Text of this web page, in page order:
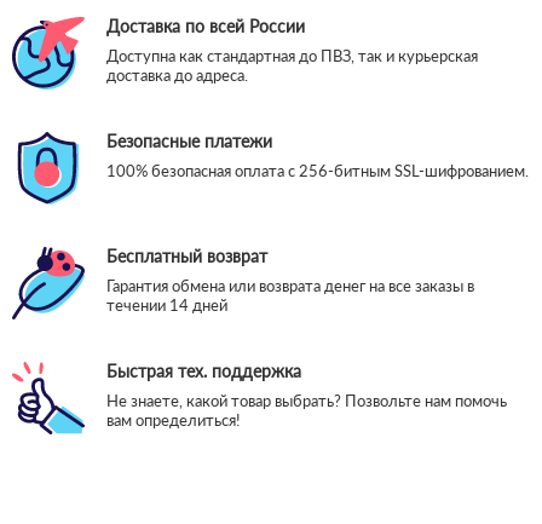
Доставка по всей России
Доступна как стандартная до ПВЗ, так и курьерская
доставка до адреса.
Безопасные платежи
100% безопасная оплата с 256-битным SSL-шифрованием.
Бесплатный возврат
Гарантия обмена или возврата денег на все заказы в
течении 14 дней
Быстрая тех. поддержка
Не знаете, какой товар выбрать? Позвольте нам помочь
вам определиться!